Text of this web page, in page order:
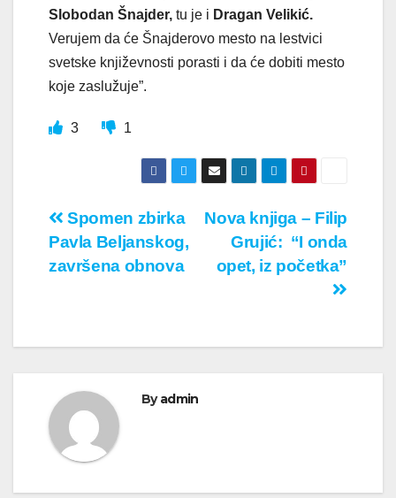
Slobodan Šnajder, tu je i Dragan Velikić.
Verujem da će Šnajderovo mesto na lestvici
svetske književnosti porasti i da će dobiti mesto
koje zaslužuje”.
3 1
Кретање
чланка
Nova knjiga – Filip
Grujić: “I onda
opet, iz početka”
Spomen zbirka
Pavla Beljanskog,
završena obnova
Byadmin